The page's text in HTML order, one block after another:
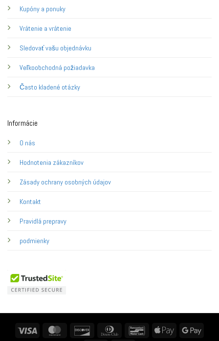
Kupóny a ponuky
Vrátenie a vrátenie
Sledovať vašu objednávku
Veľkoobchodná požiadavka
Často kladené otázky
Informácie
O nás
Hodnotenia zákazníkov
Zásady ochrany osobných údajov
Kontakt
Pravidlá prepravy
podmienky
MasterCard Discover
Dinners
BancontactApple